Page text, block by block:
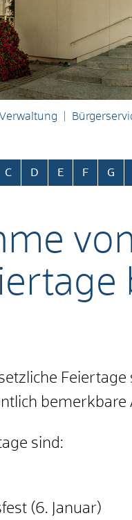
C D E F G
sind:
(6. Januar)